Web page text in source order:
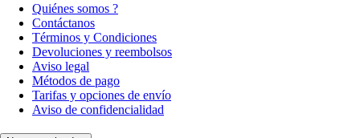
Quiénes somos ?
Contáctanos
Términos y Condiciones
Devoluciones y reembolsos
Aviso legal
Métodos de pago
Tarifas y opciones de envío
Aviso de confidencialidad